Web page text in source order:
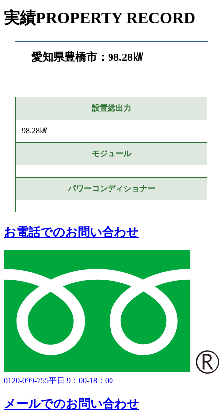
実績PROPERTY RECORD
愛知県豊橋市：98.28㎾
設置総出力
98.28㎾
モジュール
パワーコンディショナー
お電話でのお問い合わせ
0120-099-755平日 9：00-18：00
メールでのお問い合わせ